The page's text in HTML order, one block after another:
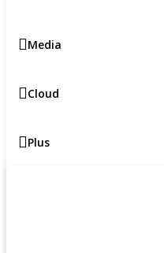
Media
Cloud
Plus